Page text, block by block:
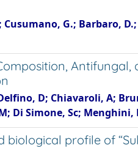
Cusumano, G.; Barbaro,
D; Chiavaroli, A;
Di Simone, Sc; Menghini,
profile of